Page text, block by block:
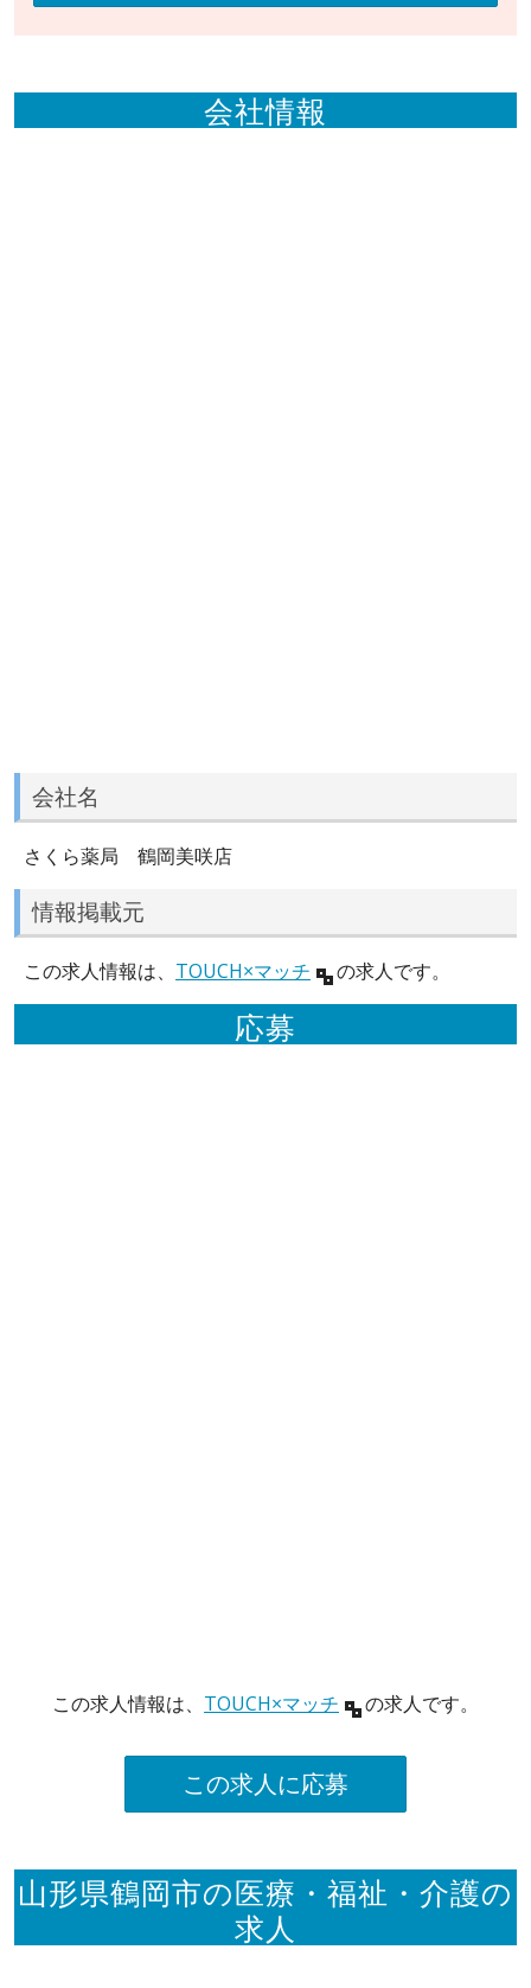
会社情報
会社名
さくら薬局 鶴岡美咲店
情報掲載元
この求人情報は、 TOUCH×マッチ の求人です。
応募
この求人情報は、 TOUCH×マッチ の求人です。
この求人に応募
山形県鶴岡市の医療・福祉・介護の
求人